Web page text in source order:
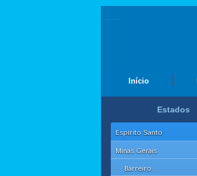
Início
Estados
Espírito Santo
Minas Gerais
Barreiro